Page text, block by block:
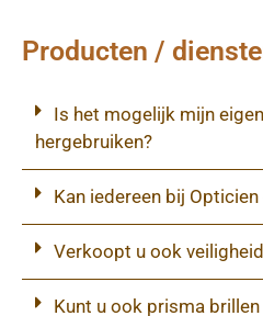
Producten /
Is het mogelijk mijn
hergebruiken?
Kan iedereen bij
Verkoopt u ook
Kunt u ook prisma brillen